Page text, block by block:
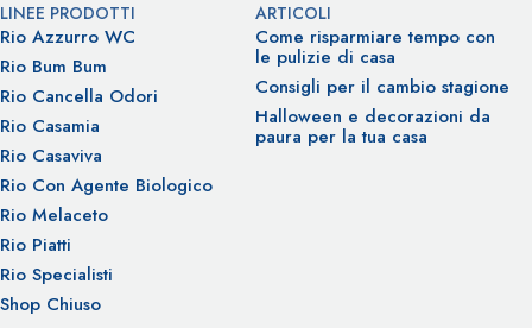
LINEE PRODOTTI
Rio Azzurro WC
Rio Bum Bum
Rio Cancella Odori
Rio Casamia
Rio Casaviva
Rio Con Agente Biologico
Rio Melaceto
Rio Piatti
Rio Specialisti
Shop Chiuso
ARTICOLI
Come risparmiare tempo con
le pulizie di casa
Consigli per il cambio stagione
Halloween e decorazioni da
paura per la tua casa